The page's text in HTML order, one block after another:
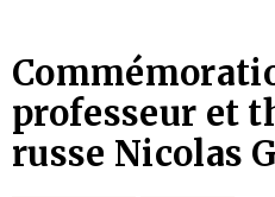
professeur et
russe Nicolas